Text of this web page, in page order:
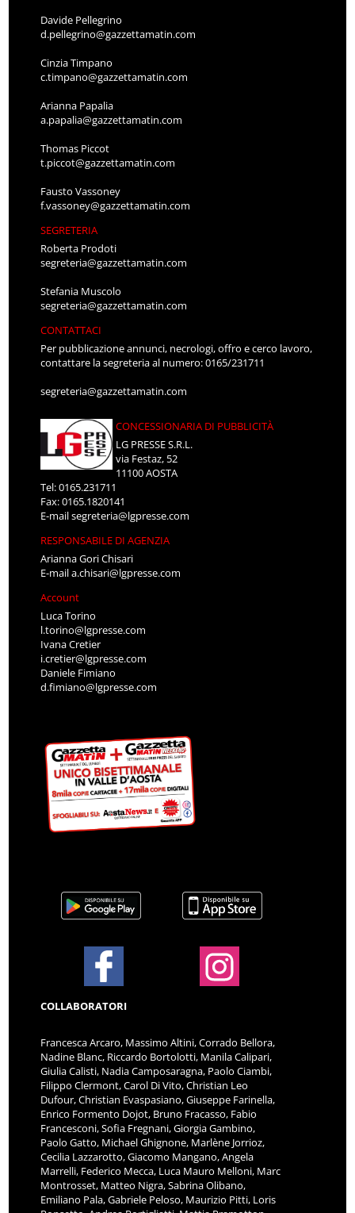
Davide Pellegrino
d.pellegrino@gazzettamatin.com
Cinzia Timpano
c.timpano@gazzettamatin.com
Arianna Papalia
a.papalia@gazzettamatin.com
Thomas Piccot
t.piccot@gazzettamatin.com
Fausto Vassoney
f.vassoney@gazzettamatin.com
SEGRETERIA
Roberta Prodoti
segreteria@gazzettamatin.com
Stefania Muscolo
segreteria@gazzettamatin.com
CONTATTACI
Per pubblicazione annunci, necrologi, offro e cerco lavoro,
contattare la segreteria al numero: 0165/231711
segreteria@gazzettamatin.com
CONCESSIONARIA DI PUBBLICITÀ
LG PRESSE S.R.L.
via Festaz, 52
11100 AOSTA
Tel: 0165.231711
Fax: 0165.1820141
E-mailsegreteria@lgpresse.com
RESPONSABILE DI AGENZIA
Arianna Gori Chisari
E-maila.chisari@lgpresse.com
Account
Luca Torino
l.torino@lgpresse.com
Ivana Cretier
i.cretier@lgpresse.com
Daniele Fimiano
d.fimiano@lgpresse.com
COLLABORATORI
Francesca Arcaro, Massimo Altini, Corrado Bellora,
Nadine Blanc, Riccardo Bortolotti, Manila Calipari,
Giulia Calisti, Nadia Camposaragna, Paolo Ciambi,
Filippo Clermont, Carol Di Vito, Christian Leo
Dufour, Christian Evaspasiano, Giuseppe Farinella,
Enrico Formento Dojot, Bruno Fracasso, Fabio
Francesconi, Sofia Fregnani, Giorgia Gambino,
Paolo Gatto, Michael Ghignone, Marlène Jorrioz,
Cecilia Lazzarotto, Giacomo Mangano, Angela
Marrelli, Federico Mecca, Luca Mauro Melloni, Marc
Montrosset, Matteo Nigra, Sabrina Olibano,
Emiliano Pala, Gabriele Peloso, Maurizio Pitti, Loris